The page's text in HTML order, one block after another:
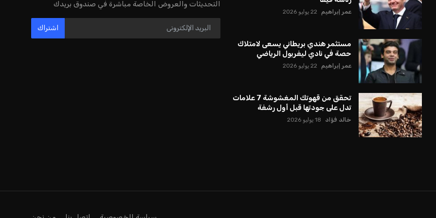
عمر إبراهيم 22 يوليو 2026
مستثمر هندي بريطاني يسعى لامتلاك
حصة في نادي ليفربول الرياضي
عمر إبراهيم 22 يوليو 2026
تحقق من قهوتك المغشوشة 7 علامات
تدل على جودتها قبل أول رشفة
خالد فؤاد 18 يوليو 2026
التحديثات والعروض الخاصة مباشرة في صندوق بريدك
اشتراك